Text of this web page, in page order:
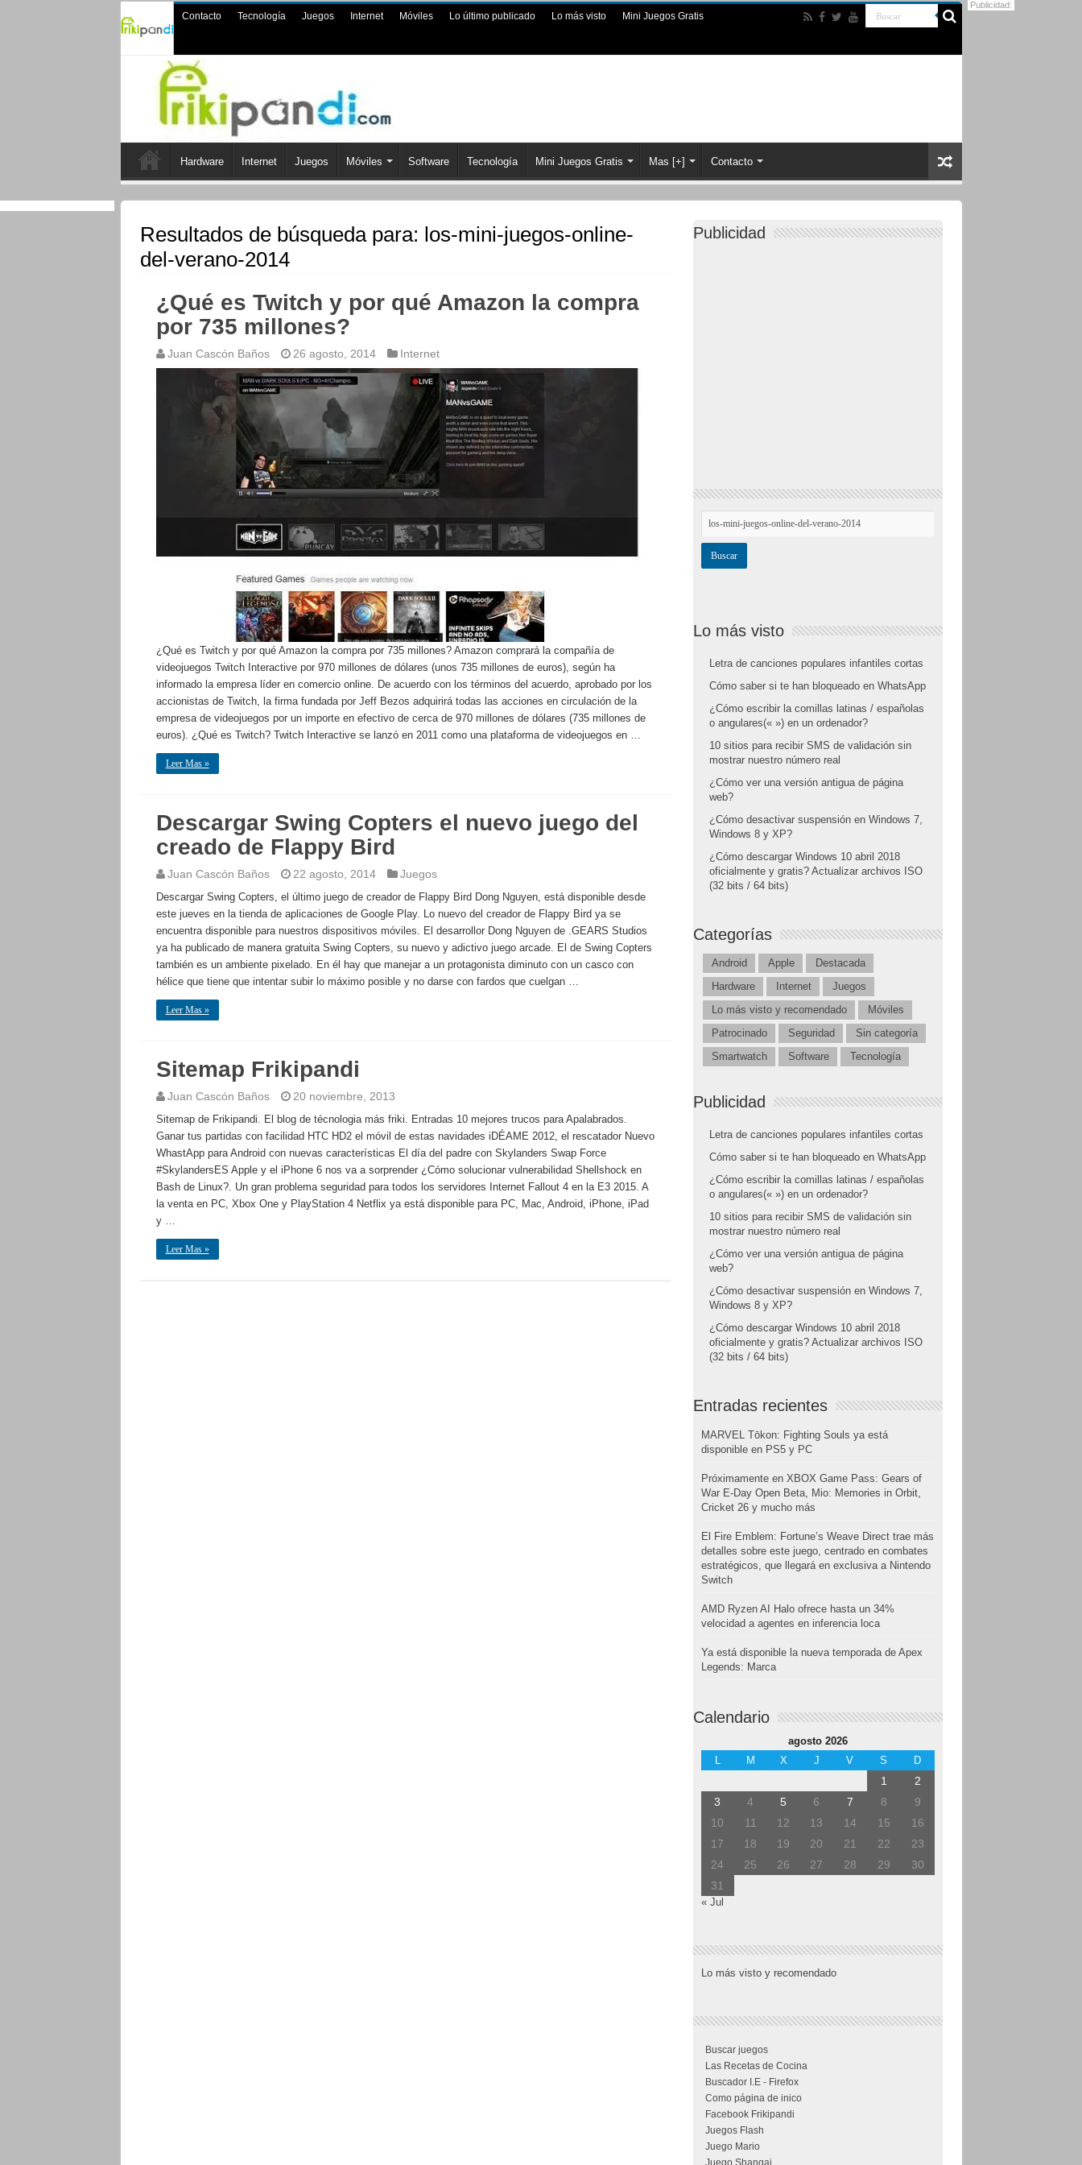
Contacto Tecnología Juegos Internet Móviles Lo último publicado Lo más visto Mini Juegos Gratis
Hardware Internet Juegos Móviles Software Tecnología Mini Juegos Gratis Mas [+] Contacto
Resultados de búsqueda para: los-mini-juegos-online-
del-verano-2014
¿Qué es Twitch y por qué Amazon la compra
por 735 millones?
Juan Cascón Baños 26 agosto, 2014 Internet
¿Qué es Twitch y por qué Amazon la compra por 735 millones? Amazon comprará la compañía de
videojuegos Twitch Interactive por 970 millones de dólares (unos 735 millones de euros), según ha
informado la empresa líder en comercio online. De acuerdo con los términos del acuerdo, aprobado por los
accionistas de Twitch, la firma fundada por Jeff Bezos adquirirá todas las acciones en circulación de la
empresa de videojuegos por un importe en efectivo de cerca de 970 millones de dólares (735 millones de
euros). ¿Qué es Twitch? Twitch Interactive se lanzó en 2011 como una plataforma de videojuegos en …
Leer Mas »
Descargar Swing Copters el nuevo juego del
creado de Flappy Bird
Juan Cascón Baños 22 agosto, 2014 Juegos
Descargar Swing Copters, el último juego de creador de Flappy Bird Dong Nguyen, está disponible desde
este jueves en la tienda de aplicaciones de Google Play. Lo nuevo del creador de Flappy Bird ya se
encuentra disponible para nuestros dispositivos móviles. El desarrollor Dong Nguyen de .GEARS Studios
ya ha publicado de manera gratuita Swing Copters, su nuevo y adictivo juego arcade. El de Swing Copters
también es un ambiente pixelado. En él hay que manejar a un protagonista diminuto con un casco con
hélice que tiene que intentar subir lo máximo posible y no darse con fardos que cuelgan …
Leer Mas »
Sitemap Frikipandi
Juan Cascón Baños 20 noviembre, 2013
Sitemap de Frikipandi. El blog de técnologia más friki. Entradas 10 mejores trucos para Apalabrados.
Ganar tus partidas con facilidad HTC HD2 el móvil de estas navidades iDÉAME 2012, el rescatador Nuevo
WhastApp para Android con nuevas características El día del padre con Skylanders Swap Force
#SkylandersES Apple y el iPhone 6 nos va a sorprender ¿Cómo solucionar vulnerabilidad Shellshock en
Bash de Linux?. Un gran problema seguridad para todos los servidores Internet Fallout 4 en la E3 2015. A
la venta en PC, Xbox One y PlayStation 4 Netflix ya está disponible para PC, Mac, Android, iPhone, iPad
y …
Leer Mas »
Publicidad
Lo más visto
Letra de canciones populares infantiles cortas
Cómo saber si te han bloqueado en WhatsApp
¿Cómo escribir la comillas latinas / españolas
o angulares(« ») en un ordenador?
10 sitios para recibir SMS de validación sin
mostrar nuestro número real
¿Cómo ver una versión antigua de página
web?
¿Cómo desactivar suspensión en Windows 7,
Windows 8 y XP?
¿Cómo descargar Windows 10 abril 2018
oficialmente y gratis? Actualizar archivos ISO
(32 bits / 64 bits)
Categorías
Android Apple
Destacada
Hardware
Internet
Juegos
Lo más visto y recomendado
Móviles
Patrocinado
Seguridad
Sin categoría
Smartwatch
Software Tecnología
Publicidad
Letra de canciones populares infantiles cortas
Cómo saber si te han bloqueado en WhatsApp
¿Cómo escribir la comillas latinas / españolas
o angulares(« ») en un ordenador?
10 sitios para recibir SMS de validación sin
mostrar nuestro número real
¿Cómo ver una versión antigua de página
web?
¿Cómo desactivar suspensión en Windows 7,
Windows 8 y XP?
¿Cómo descargar Windows 10 abril 2018
oficialmente y gratis? Actualizar archivos ISO
(32 bits / 64 bits)
Entradas recientes
MARVEL Tōkon: Fighting Souls ya está
disponible en PS5 y PC
Próximamente en XBOX Game Pass: Gears of
War E-Day Open Beta, Mio: Memories in Orbit,
Cricket 26 y mucho más
El Fire Emblem: Fortune’s Weave Direct trae más
detalles sobre este juego, centrado en combates
estratégicos, que llegará en exclusiva a Nintendo
Switch
AMD Ryzen AI Halo ofrece hasta un 34%
velocidad a agentes en inferencia loca
Ya está disponible la nueva temporada de Apex
Legends: Marca
Calendario
agosto 2026
L
M X J V S D
1
2
3
4 5 6 7 8
9
10
11 12 13 14 15
16
17
18 19 20 21 22
23
24
25 26 27 28 29
30
31
« Jul
Lo más visto y recomendado
Buscar juegos
Las Recetas de Cocina
Buscador I.E - Firefox
Como página de inico
Facebook Frikipandi
Juegos Flash
Juego Mario
Juego Shangai
Publicidad: